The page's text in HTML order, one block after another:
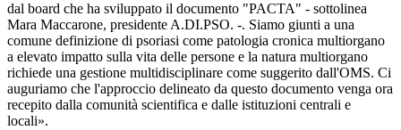
dal board che ha sviluppato il documento "PACTA" - sottolinea
Mara Maccarone, presidente A.DI.PSO. -. Siamo giunti a una
comune definizione di psoriasi come patologia cronica multiorgano
a elevato impatto sulla vita delle persone e la natura multiorgano
richiede una gestione multidisciplinare come suggerito dall'OMS. Ci
auguriamo che l'approccio delineato da questo documento venga ora
recepito dalla comunità scientifica e dalle istituzioni centrali e
locali».